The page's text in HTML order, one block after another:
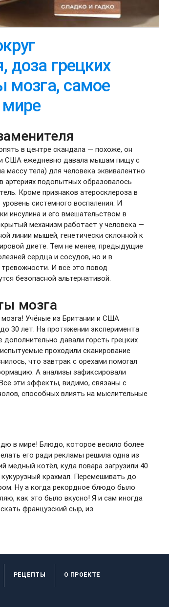
доза грецких
мозга, самое
в центре скандала — похоже, он
и США ежедневно давала мышам пищу с
массу тела) для человека эквивалентно
артериях подопытных образовалось
Кроме признаков атеросклероза в
системного воспаления. И
инсулина и его вмешательством в
механизм работает у человека —
линии мышей, генетически склонной к
диете. Тем не менее, предыдущие
сердца и сосудов, но и в
И всё это повод
безопасной альтернативой.
мозга
мозга! Учёные из Британии и США
30 лет. На протяжении эксперимента
давали горсть грецких
проходили сканирование
что завтрак с орехами помогал
А анализы зафиксировали
эти эффекты, видимо, связаны с
способных влиять на мыслительные
в мире! Блюдо, которое весило более
его ради рекламы решила одна из
медный котёл, куда повара загрузили 40
крахмал. Перемешивать до
Ну а когда рекордное блюдо было
как это было вкусно! Я и сам иногда
французский сыр, из
РЕЦЕПТЫ O ПРОЕКТЕ